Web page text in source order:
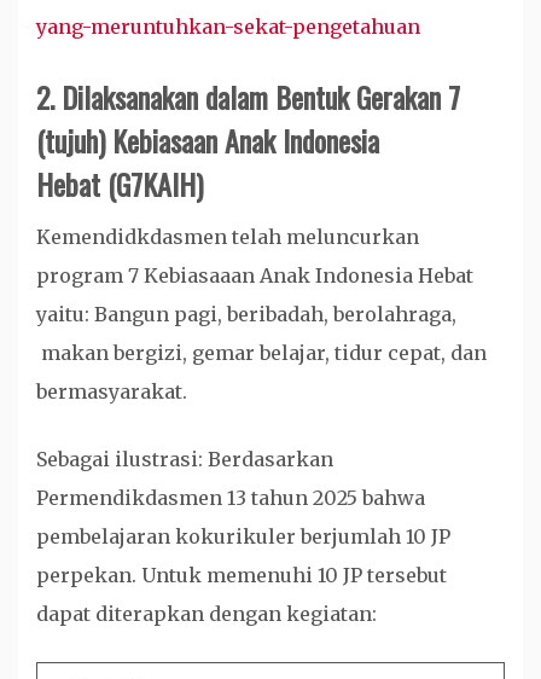
yang-meruntuhkan-sekat-pengetahuan
2.Dilaksanakan dalam Bentuk Gerakan 7
(tujuh) Kebiasaan Anak Indonesia
Hebat (G7KAIH)
Kemendidkdasmen telah meluncurkan
program 7 Kebiasaaan Anak Indonesia Hebat
yaitu: Bangun pagi, beribadah, berolahraga,
makan bergizi, gemar belajar, tidur cepat, dan
bermasyarakat.
Sebagai ilustrasi: Berdasarkan
Permendikdasmen 13 tahun 2025 bahwa
pembelajaran kokurikuler berjumlah 10 JP
perpekan. Untuk memenuhi 10 JP tersebut
dapat diterapkan dengan kegiatan: